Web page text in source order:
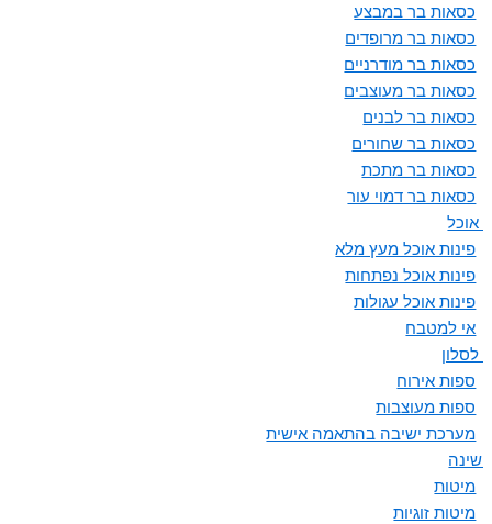
כסאות בר במבצע
כסאות בר מרופדים
כסאות בר מודרניים
כסאות בר מעוצבים
כסאות בר לבנים
כסאות בר שחורים
כסאות בר מתכת
כסאות בר דמוי עור
אוכל
פינות אוכל מעץ מלא
פינות אוכל נפתחות
פינות אוכל עגולות
אי למטבח
לסלון
ספות אירוח
ספות מעוצבות
מערכת ישיבה בהתאמה אישית
שינה
מיטות
מיטות זוגיות